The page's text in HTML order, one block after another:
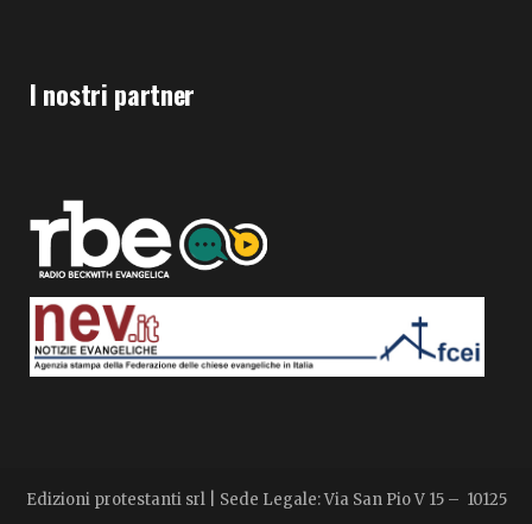
I nostri partner
Edizioni protestanti srl | Sede Legale: Via San Pio V 15 – 10125